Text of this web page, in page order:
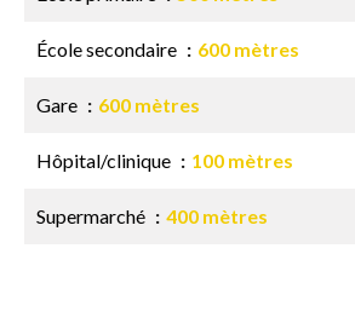
École secondaire 600 mètres
Gare 600 mètres
Hôpital/clinique 100 mètres
Supermarché 400 mètres